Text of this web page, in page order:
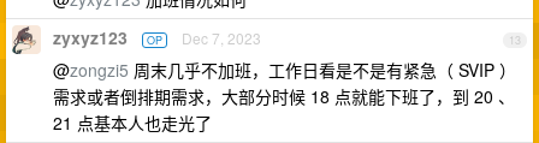
13
zyxyz123 OP Dec 7, 2023
@zongzi5 周末几乎不加班，工作日看是不是有紧急（ SVIP ）
需求或者倒排期需求，大部分时候 18 点就能下班了，到 20 、
21 点基本人也走光了